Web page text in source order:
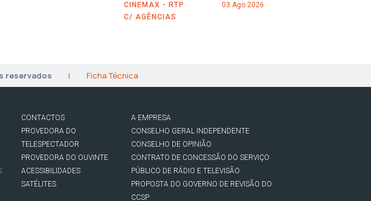
CINEMAX - RTP
C/ AGÊNCIAS
03 Ago 2026
reservados | Ficha Técnica
CONTACTOS
PROVEDORA DO
TELESPECTADOR
PROVEDORA DO OUVINTE
ACESSIBILIDADES
SATÉLITES
A EMPRESA
CONSELHO GERAL INDEPENDENTE
CONSELHO DE OPINIÃO
CONTRATO DE CONCESSÃO DO SERVIÇO
PÚBLICO DE RÁDIO E TELEVISÃO
PROPOSTA DO GOVERNO DE REVISÃO DO
CCSP